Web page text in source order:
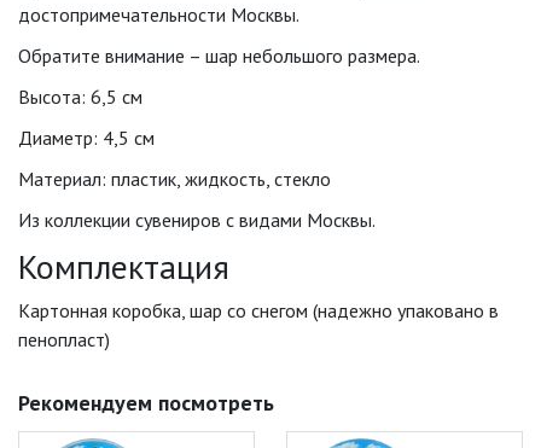
достопримечательности Москвы.
Обратите внимание – шар небольшого размера.
Высота: 6,5 см
Диаметр: 4,5 см
Материал: пластик, жидкость, стекло
Из коллекции сувениров с видами Москвы.
Комплектация
Картонная коробка, шар со снегом (надежно упаковано в
пенопласт)
Рекомендуем посмотреть